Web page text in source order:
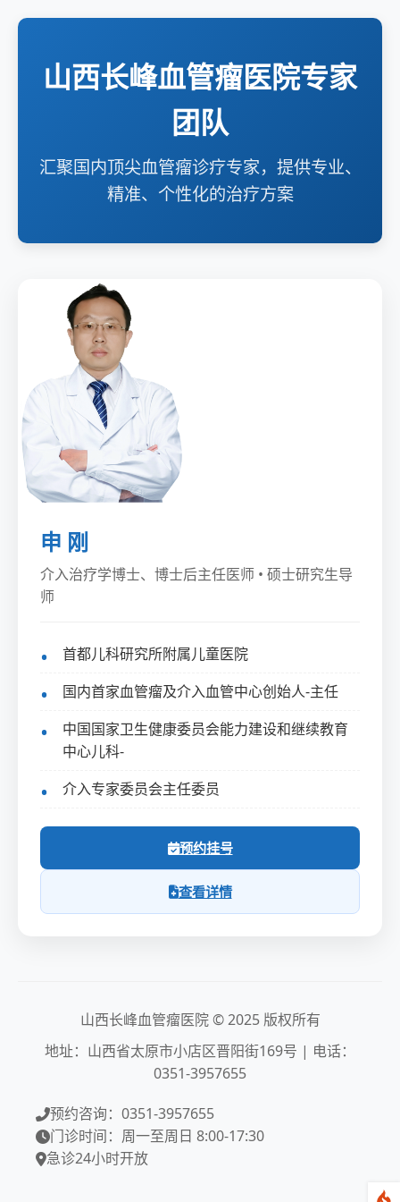
山西长峰血管瘤医院专家
团队
汇聚国内顶尖血管瘤诊疗专家，提供专业、
精准、个性化的治疗方案
申 刚
介入治疗学博士、博士后主任医师 • 硕士研究生导
师
首都儿科研究所附属儿童医院
国内首家血管瘤及介入血管中心创始人-主任
中国国家卫生健康委员会能力建设和继续教育
中心儿科-
介入专家委员会主任委员
预约挂号
查看详情
山西长峰血管瘤医院 © 2025 版权所有
地址：山西省太原市小店区晋阳街169号 | 电话：
0351-3957655
预约咨询：0351-3957655
门诊时间：周一至周日 8:00-17:30
急诊24小时开放